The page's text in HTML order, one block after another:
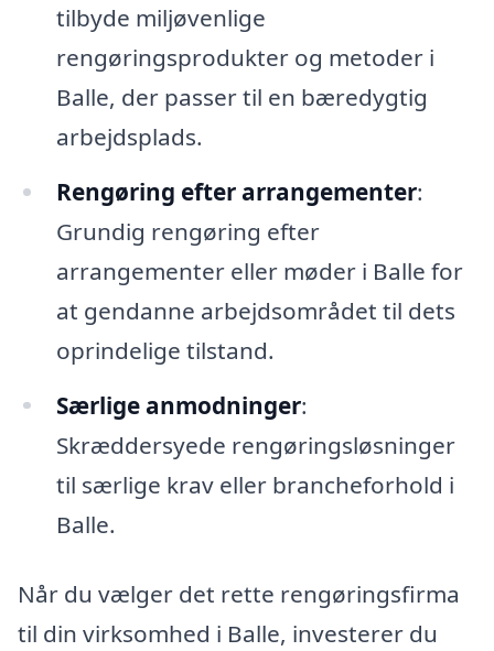
tilbyde miljøvenlige
rengøringsprodukter og metoder i
Balle, der passer til en bæredygtig
arbejdsplads.
Rengøring efter arrangementer:
Grundig rengøring efter
arrangementer eller møder i Balle for
at gendanne arbejdsområdet til dets
oprindelige tilstand.
Særlige anmodninger:
Skræddersyede rengøringsløsninger
til særlige krav eller brancheforhold i
Balle.
Når du vælger det rette rengøringsfirma
til din virksomhed i Balle, investerer du